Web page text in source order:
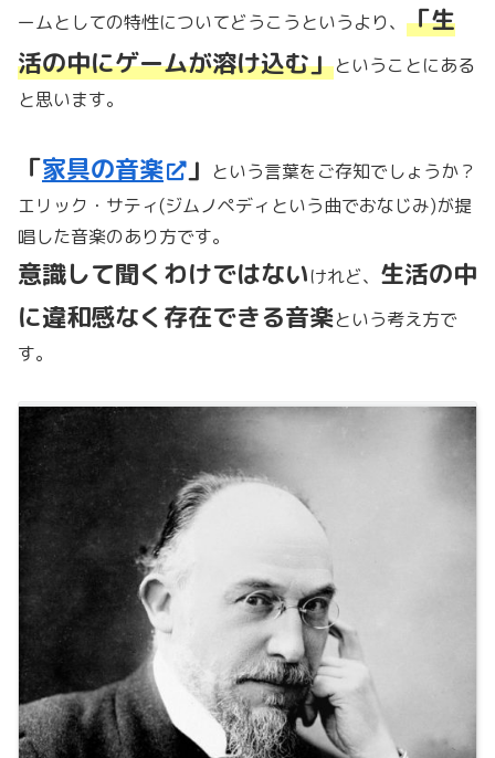
ームとしての特性についてどうこうというより、 「生
活の中にゲームが溶け込む」ということにある
と思います。
「家具の音楽 」 という言葉をご存知でしょうか？
エリック・サティ(ジムノペディという曲でおなじみ)が提
唱した音楽のあり方です。
意識して聞くわけではないけれど、 生活の中
に違和感なく存在できる音楽という考え方で
す。